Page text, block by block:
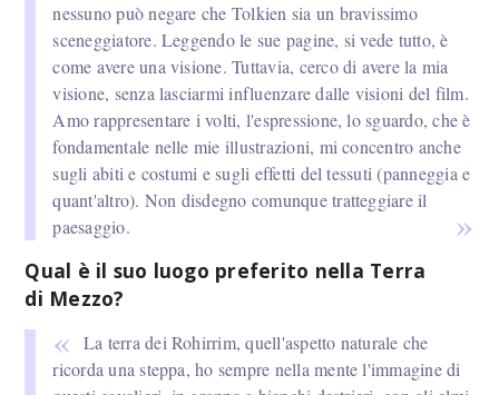
nessuno può negare che Tolkien sia un bravissimo
sceneggiatore. Leggendo le sue pagine, si vede tutto, è
come avere una visione. Tuttavia, cerco di avere la mia
visione, senza lasciarmi influenzare dalle visioni del film.
Amo rappresentare i volti, l'espressione, lo sguardo, che è
fondamentale nelle mie illustrazioni, mi concentro anche
sugli abiti e costumi e sugli effetti del tessuti (panneggia e
quant'altro). Non disdegno comunque tratteggiare il
paesaggio.
Qual è il suo luogo preferito nella Terra
di Mezzo?
La terra dei Rohirrim, quell'aspetto naturale che
ricorda una steppa, ho sempre nella mente l'immagine di